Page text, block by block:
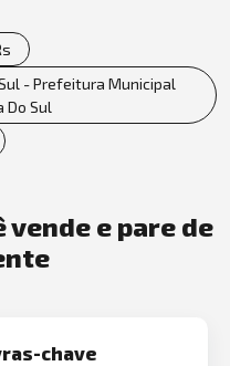
- Prefeitura Municipal
Do Sul
vende e pare de
chave